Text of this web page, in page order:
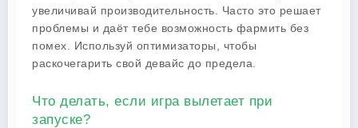
увеличивай производительность. Часто это решает
проблемы и даёт тебе возможность фармить без
помех. Используй оптимизаторы, чтобы
раскочегарить свой девайс до предела.
Что делать, если игра вылетает при
запуске?